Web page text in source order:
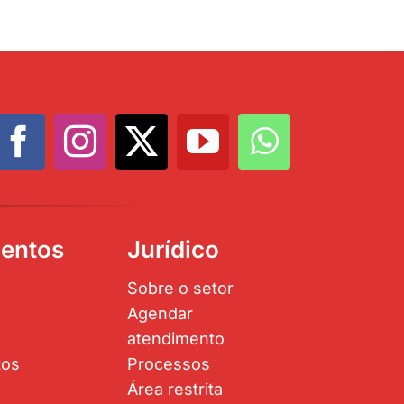
Jurídico
Sobre o setor
Agendar
atendimento
Processos
Área restrita